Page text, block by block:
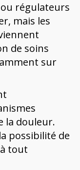
régulateurs
mais les
de soins
sur
la douleur.
possibilité de
tout